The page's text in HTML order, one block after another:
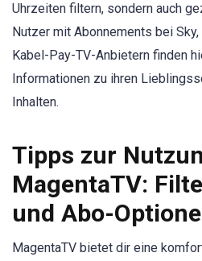
Uhrzeiten filtern, sondern auch
Nutzer mit Abonnements bei
Kabel-Pay-TV-Anbietern finden
Informationen zu ihren
Inhalten.
Tipps zur
MagentaTV:
und Abo-
MagentaTV bietet dir eine